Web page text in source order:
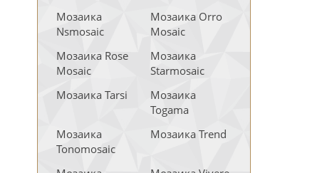
Мозаика
Nsmosaic
Мозаика Orro
Mosaic
Мозаика Rose
Mosaic
Мозаика
Starmosaic
Мозаика Tarsi
Мозаика
Togama
Мозаика
Tonomosaic
Мозаика Trend